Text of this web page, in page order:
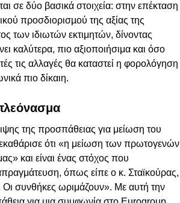
σε δύο βασικά στοιχεία: στην επέκταση
προσδιορισµού της αξίας της
των ιδιωτών εκτιμητών, δίνοντας
καλύτερα, πιο αξιοποιήσιμα και όσο
τις αλλαγές θα καταστεί η φορολόγηση
πιο δίκαιη.
της προσπάθειας για μείωση του
ότι «η μείωση των πρωτογενών
και είναι ένας στόχος που
όπως είπε ο κ. Σταϊκούρας,
Οι συνθήκες ωριμάζουν». Με αυτή την